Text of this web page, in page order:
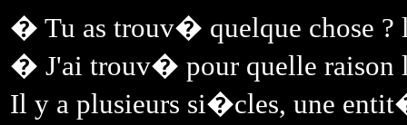
� Tu as trouv� quelque chose ?
� J'ai trouv� pour quelle
Il y a plusieurs si�cles, une